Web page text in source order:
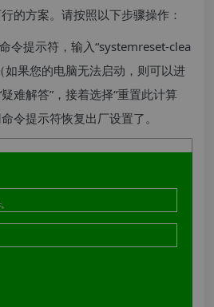
的方案。请按照以下步骤操作：
令提示符，输入“systemreset-clea
如果您的电脑无法启动，则可以进
难解答”，接着选择“重置此计算
令提示符恢复出厂设置了。